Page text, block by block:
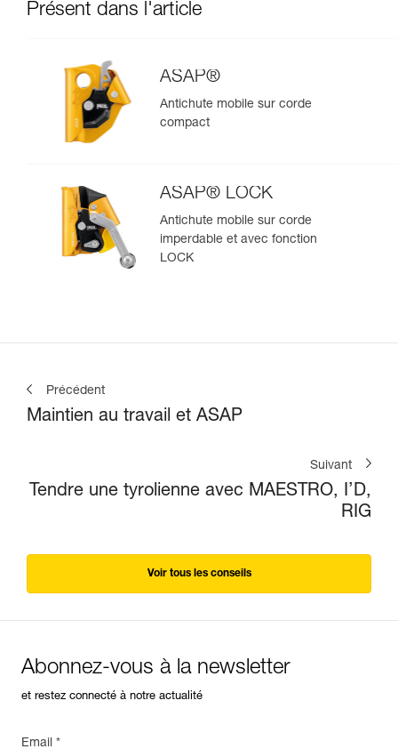
Présent dans l'article
ASAP®
Antichute mobile sur corde
compact
ASAP® LOCK
Antichute mobile sur corde
imperdable et avec fonction
LOCK
Précédent
Maintien au travail et ASAP
Suivant
Tendre une tyrolienne avec MAESTRO, I’D,
RIG
Voir tous les conseils
Abonnez-vous à la newsletter
et restez connecté à notre actualité
Email *